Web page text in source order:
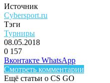
Источник
Cybersport.ru
Тэги
Турниры
08.05.2018
0 157
Facebook
Twitter
LinkedIn
Вконтакте WhatsAppTelegram
Смотреть комментарии
Ещё статьи о CS GO